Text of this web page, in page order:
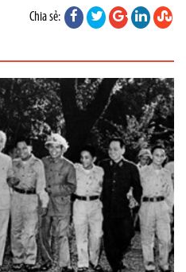
Chia sẻ: